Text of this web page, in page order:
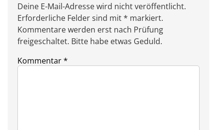
Deine E-Mail-Adresse wird nicht veröffentlicht.
Erforderliche Felder sind mit * markiert.
Kommentare werden erst nach Prüfung
freigeschaltet. Bitte habe etwas Geduld.
Kommentar*